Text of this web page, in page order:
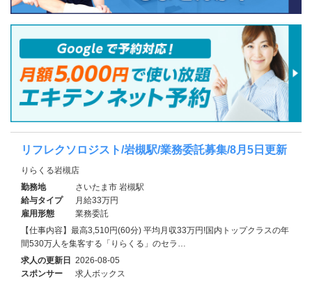
リフレクソロジスト/岩槻駅/業務委託募集/8月5日更新
りらくる岩槻店
勤務地
さいたま市 岩槻駅
給与タイプ
月給33万円
雇用形態
業務委託
【仕事内容】最高3,510円(60分) 平均月収33万円!国内トップクラスの年
間530万人を集客する「りらくる」のセラ…
求人の更新日 2026-08-05
スポンサー
求人ボックス